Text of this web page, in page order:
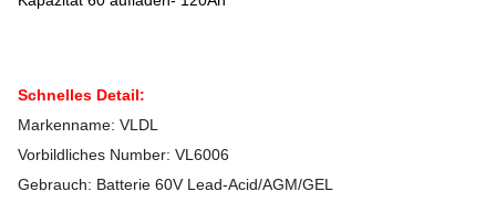
Schnelles Detail:
Markenname: VLDL
Vorbildliches Number: VL6006
Gebrauch: Batterie 60V Lead-Acid/AGM/GEL